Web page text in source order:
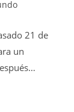
21 de
un